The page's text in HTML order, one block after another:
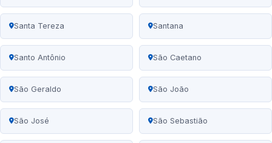
Santa Tereza Santana
Santo Antônio São Caetano
São Geraldo São João
São José São Sebastião